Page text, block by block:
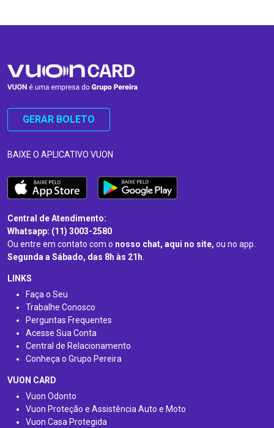
GERAR BOLETO
BAIXE O APLICATIVO VUON
Central de Atendimento:
Whatsapp: (11) 3003-2580
Ou entre em contato com o nosso chat, aqui no site, ou no app.
Segunda a Sábado, das 8h às 21h.
LINKS
Faça o Seu
Trabalhe Conosco
Perguntas Frequentes
Acesse Sua Conta
Central de Relacionamento
Conheça o Grupo Pereira
VUON CARD
Vuon Odonto
Vuon Proteção e Assistência Auto e Moto
Vuon Casa Protegida